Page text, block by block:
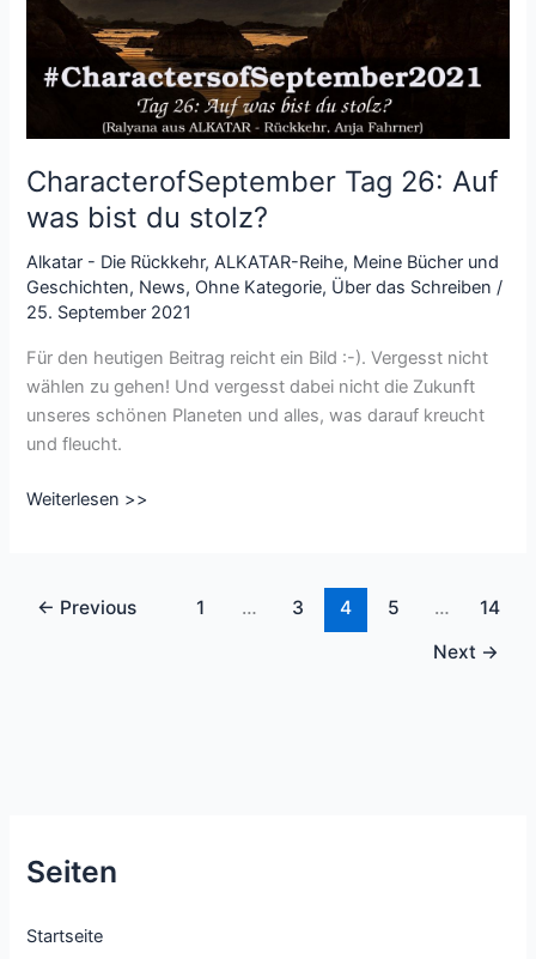
CharacterofSeptember Tag 26: Auf
was bist du stolz?
Alkatar - Die Rückkehr,ALKATAR-Reihe, Meine Bücher und
Geschichten, News, Ohne Kategorie, Über das Schreiben /
25. September 2021
Für den heutigen Beitrag reicht ein Bild :-). Vergesst nicht
wählen zu gehen! Und vergesst dabei nicht die Zukunft
unseres schönen Planeten und alles, was darauf kreucht
und fleucht.
CharacterofSeptember
was
Weiterlesen >>
← Previous 1 … 3 4 5 …
14
Next →
Seiten
Startseite